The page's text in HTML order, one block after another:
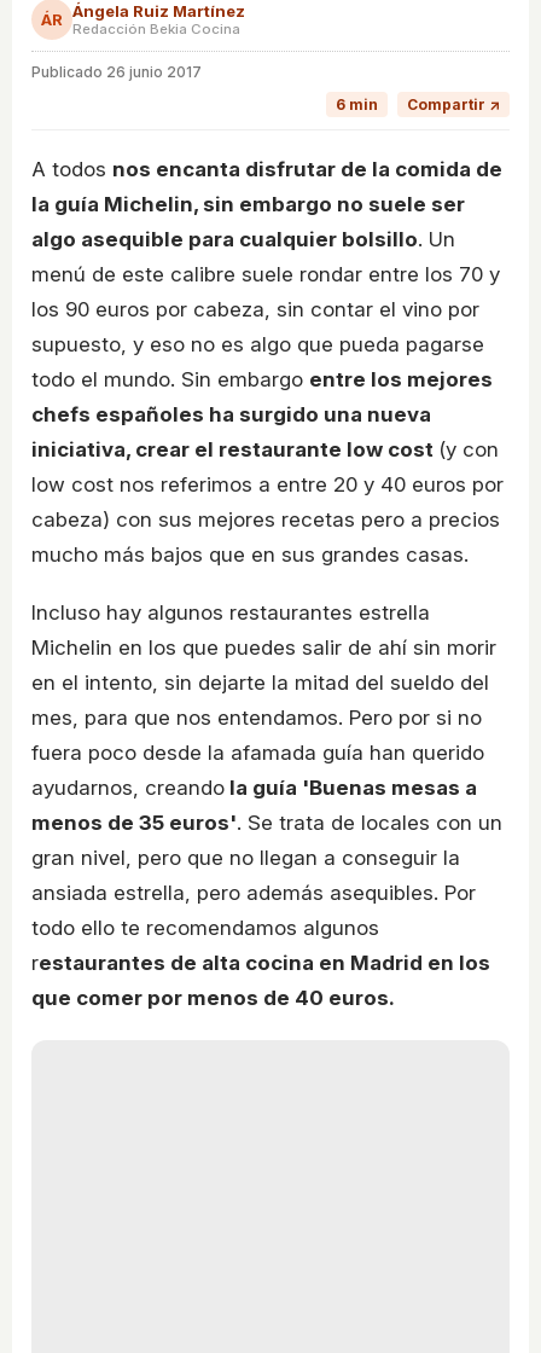
ÁR Ángela Ruiz Martínez
Redacción Bekia Cocina
Publicado 26 junio 2017
6 min
Compartir ↗
A todos nos encanta disfrutar de la comida de
la guía Michelin, sin embargo no suele ser
algo asequible para cualquier bolsillo. Un
menú de este calibre suele rondar entre los 70 y
los 90 euros por cabeza, sin contar el vino por
supuesto, y eso no es algo que pueda pagarse
todo el mundo. Sin embargo entre los mejores
chefs españoles ha surgido una nueva
iniciativa, crear el restaurante low cost (y con
low cost nos referimos a entre 20 y 40 euros por
cabeza) con sus mejores recetas pero a precios
mucho más bajos que en sus grandes casas.
Incluso hay algunos restaurantes estrella
Michelin en los que puedes salir de ahí sin morir
en el intento, sin dejarte la mitad del sueldo del
mes, para que nos entendamos. Pero por si no
fuera poco desde la afamada guía han querido
ayudarnos, creando la guía 'Buenas mesas a
menos de 35 euros'. Se trata de locales con un
gran nivel, pero que no llegan a conseguir la
ansiada estrella, pero además asequibles. Por
todo ello te recomendamos algunos
restaurantes de alta cocina en Madrid en los
que comer por menos de 40 euros.